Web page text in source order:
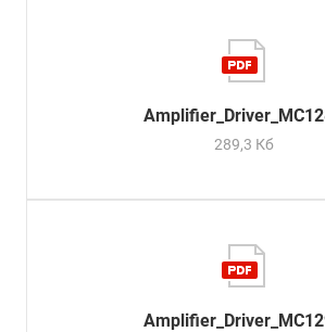
289,3 Кб